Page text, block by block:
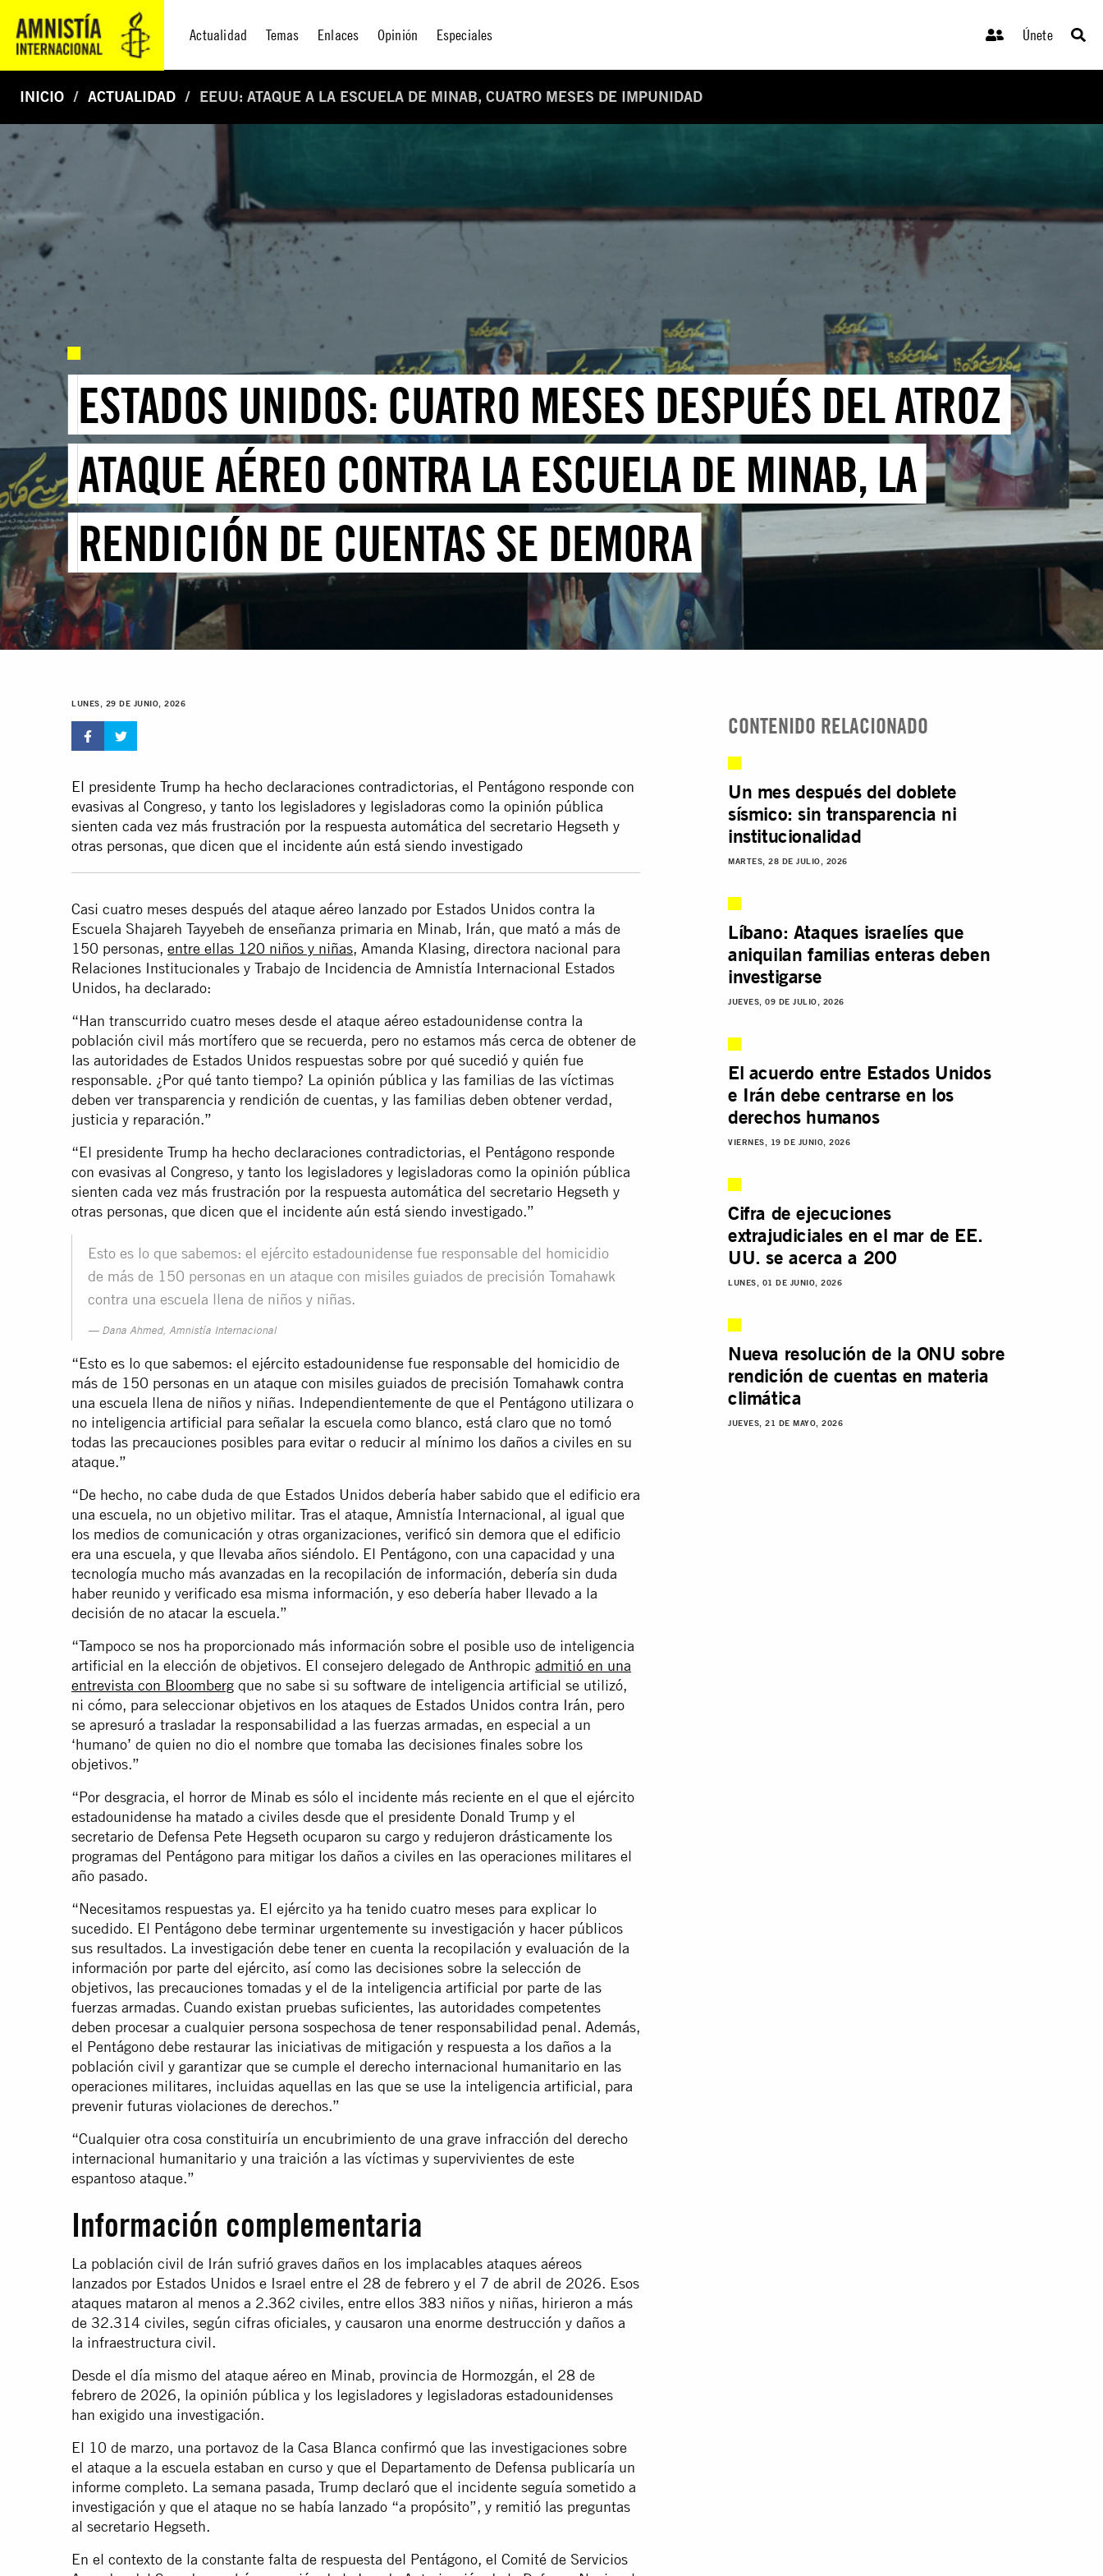
Actualidad Temas Enlaces Opinión Especiales Únete
INICIO ACTUALIDAD EEUU: ATAQUE A LA ESCUELA DE MINAB, CUATRO MESES DE IMPUNIDAD
ESTADOS UNIDOS: CUATRO MESES DESPUÉS DEL ATROZ
ATAQUE AÉREO CONTRA LA ESCUELA DE MINAB, LA
RENDICIÓN DE CUENTAS SE DEMORA
LUNES, 29 DE JUNIO, 2026
El presidente Trump ha hecho declaraciones contradictorias, el Pentágono responde con
evasivas al Congreso, y tanto los legisladores y legisladoras como la opinión pública
sienten cada vez más frustración por la respuesta automática del secretario Hegseth y
otras personas, que dicen que el incidente aún está siendo investigado
Casi cuatro meses después del ataque aéreo lanzado por Estados Unidos contra la
Escuela Shajareh Tayyebeh de enseñanza primaria en Minab, Irán, que mató a más de
150 personas, entre ellas 120 niños y niñas, Amanda Klasing, directora nacional para
Relaciones Institucionales y Trabajo de Incidencia de Amnistía Internacional Estados
Unidos, ha declarado:
“Han transcurrido cuatro meses desde el ataque aéreo estadounidense contra la
población civil más mortífero que se recuerda, pero no estamos más cerca de obtener de
las autoridades de Estados Unidos respuestas sobre por qué sucedió y quién fue
responsable. ¿Por qué tanto tiempo? La opinión pública y las familias de las víctimas
deben ver transparencia y rendición de cuentas, y las familias deben obtener verdad,
justicia y reparación.”
“El presidente Trump ha hecho declaraciones contradictorias, el Pentágono responde
con evasivas al Congreso, y tanto los legisladores y legisladoras como la opinión pública
sienten cada vez más frustración por la respuesta automática del secretario Hegseth y
otras personas, que dicen que el incidente aún está siendo investigado.”
Esto es lo que sabemos: el ejército estadounidense fue responsable del homicidio
de más de 150 personas en un ataque con misiles guiados de precisión Tomahawk
contra una escuela llena de niños y niñas.
Dana Ahmed, Amnistía Internacional
“Esto es lo que sabemos: el ejército estadounidense fue responsable del homicidio de
más de 150 personas en un ataque con misiles guiados de precisión Tomahawk contra
una escuela llena de niños y niñas. Independientemente de que el Pentágono utilizara o
no inteligencia artificial para señalar la escuela como blanco, está claro que no tomó
todas las precauciones posibles para evitar o reducir al mínimo los daños a civiles en su
ataque.”
“De hecho, no cabe duda de que Estados Unidos debería haber sabido que el edificio era
una escuela, no un objetivo militar. Tras el ataque, Amnistía Internacional, al igual que
los medios de comunicación y otras organizaciones, verificó sin demora que el edificio
era una escuela, y que llevaba años siéndolo. El Pentágono, con una capacidad y una
tecnología mucho más avanzadas en la recopilación de información, debería sin duda
haber reunido y verificado esa misma información, y eso debería haber llevado a la
decisión de no atacar la escuela.”
“Tampoco se nos ha proporcionado más información sobre el posible uso de inteligencia
artificial en la elección de objetivos. El consejero delegado de Anthropic admitió en una
entrevista con Bloomberg que no sabe si su software de inteligencia artificial se utilizó,
ni cómo, para seleccionar objetivos en los ataques de Estados Unidos contra Irán, pero
se apresuró a trasladar la responsabilidad a las fuerzas armadas, en especial a un
‘humano’ de quien no dio el nombre que tomaba las decisiones finales sobre los
objetivos.”
“Por desgracia, el horror de Minab es sólo el incidente más reciente en el que el ejército
estadounidense ha matado a civiles desde que el presidente Donald Trump y el
secretario de Defensa Pete Hegseth ocuparon su cargo y redujeron drásticamente los
programas del Pentágono para mitigar los daños a civiles en las operaciones militares el
año pasado.
“Necesitamos respuestas ya. El ejército ya ha tenido cuatro meses para explicar lo
sucedido. El Pentágono debe terminar urgentemente su investigación y hacer públicos
sus resultados. La investigación debe tener en cuenta la recopilación y evaluación de la
información por parte del ejército, así como las decisiones sobre la selección de
objetivos, las precauciones tomadas y el de la inteligencia artificial por parte de las
fuerzas armadas. Cuando existan pruebas suficientes, las autoridades competentes
deben procesar a cualquier persona sospechosa de tener responsabilidad penal. Además,
el Pentágono debe restaurar las iniciativas de mitigación y respuesta a los daños a la
población civil y garantizar que se cumple el derecho internacional humanitario en las
operaciones militares, incluidas aquellas en las que se use la inteligencia artificial, para
prevenir futuras violaciones de derechos.”
“Cualquier otra cosa constituiría un encubrimiento de una grave infracción del derecho
internacional humanitario y una traición a las víctimas y supervivientes de este
espantoso ataque.”
Información complementaria
La población civil de Irán sufrió graves daños en los implacables ataques aéreos
lanzados por Estados Unidos e Israel entre el 28 de febrero y el 7 de abril de 2026. Esos
ataques mataron al menos a 2.362 civiles, entre ellos 383 niños y niñas, hirieron a más
de 32.314 civiles, según cifras oficiales, y causaron una enorme destrucción y daños a
la infraestructura civil.
Desde el día mismo del ataque aéreo en Minab, provincia de Hormozgán, el 28 de
febrero de 2026, la opinión pública y los legisladores y legisladoras estadounidenses
han exigido una investigación.
El 10 de marzo, una portavoz de la Casa Blanca confirmó que las investigaciones sobre
el ataque a la escuela estaban en curso y que el Departamento de Defensa publicaría un
informe completo. La semana pasada, Trump declaró que el incidente seguía sometido a
investigación y que el ataque no se había lanzado “a propósito”, y remitió las preguntas
al secretario Hegseth.
En el contexto de la constante falta de respuesta del Pentágono, el Comité de Servicios
CONTENIDO RELACIONADO
Un mes después del doblete
sísmico: sin transparencia ni
institucionalidad
MARTES, 28 DE JULIO, 2026
Líbano: Ataques israelíes que
aniquilan familias enteras deben
investigarse
JUEVES, 09 DE JULIO, 2026
El acuerdo entre Estados Unidos
e Irán debe centrarse en los
derechos humanos
VIERNES, 19 DE JUNIO, 2026
Cifra de ejecuciones
extrajudiciales en el mar de EE.
UU. se acerca a 200
LUNES, 01 DE JUNIO, 2026
Nueva resolución de la ONU sobre
rendición de cuentas en materia
climática
JUEVES, 21 DE MAYO, 2026